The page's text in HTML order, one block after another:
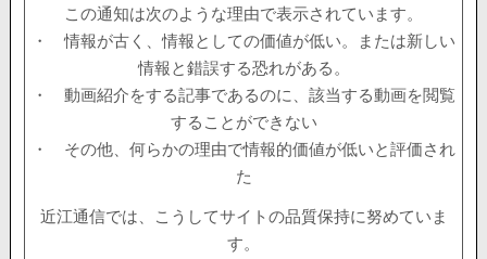
この通知は次のような理由で表示されています。
・ 情報が古く、情報としての価値が低い。または新しい
情報と錯誤する恐れがある。
・ 動画紹介をする記事であるのに、該当する動画を閲覧
することができない
・ その他、何らかの理由で情報的価値が低いと評価され
た
近江通信では、こうしてサイトの品質保持に努めていま
す。